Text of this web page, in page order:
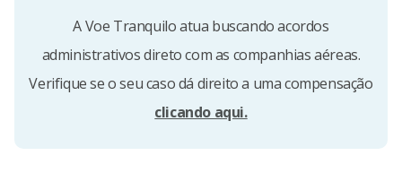
A Voe Tranquilo atua buscando acordos
administrativos direto com as companhias aéreas.
Verifique se o seu caso dá direito a uma compensação
clicando aqui.